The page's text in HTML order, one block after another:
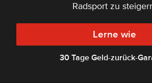
Radsport zu
Lerne wie
30 Tage Geld-zurück-